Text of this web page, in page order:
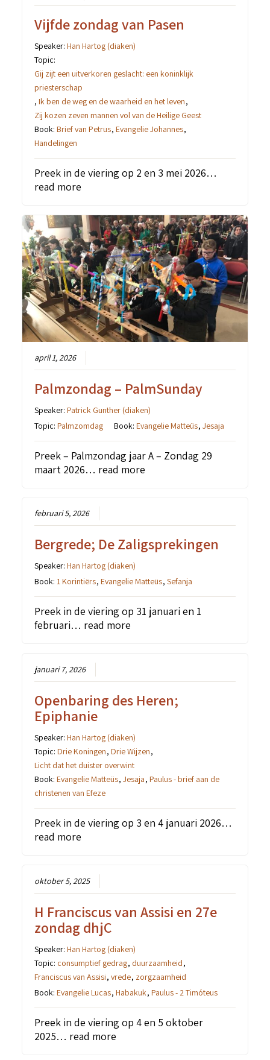
Vijfde zondag van Pasen
Speaker:Han Hartog (diaken)
Topic:
Gij zijt een uitverkoren geslacht: een koninklijk
priesterschap
,Ik ben de weg en de waarheid en het leven,
Zij kozen zeven mannen vol van de Heilige Geest
Book:Brief van Petrus,Evangelie Johannes,
Handelingen
Preek in de viering op 2 en 3 mei 2026…
read more
april 1, 2026
Palmzondag – PalmSunday
Speaker:Patrick Gunther (diaken)
Topic:Palmzomdag Book:Evangelie Matteüs,Jesaja
Preek – Palmzondag jaar A – Zondag 29
maart 2026… read more
februari 5, 2026
Bergrede; De Zaligsprekingen
Speaker:Han Hartog (diaken)
Book:1 Korintiërs,Evangelie Matteüs,Sefanja
Preek in de viering op 31 januari en 1
februari… read more
januari 7, 2026
Openbaring des Heren;
Epiphanie
Speaker:Han Hartog (diaken)
Topic:Drie Koningen,Drie Wijzen,
Licht dat het duister overwint
Book:Evangelie Matteüs,Jesaja,Paulus - brief aan de
christenen van Efeze
Preek in de viering op 3 en 4 januari 2026…
read more
oktober 5, 2025
H Franciscus van Assisi en 27e
zondag dhjC
Speaker:Han Hartog (diaken)
Topic: consumptief gedrag, duurzaamheid,
Franciscus van Assisi,vrede, zorgzaamheid
Book:Evangelie Lucas,Habakuk,Paulus - 2 Timóteus
Preek in de viering op 4 en 5 oktober
2025… read more